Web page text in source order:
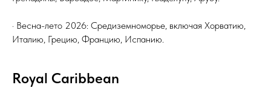
· Весна-лето 2026: Средиземноморье, включая Хорватию,
Италию, Грецию, Францию, Испанию.
Royal Caribbean